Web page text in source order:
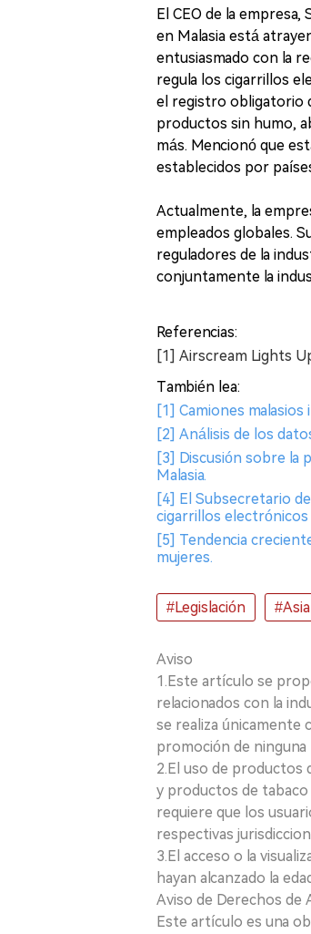
El CEO de la
en Malasia está
entusiasmado con la
regula los cigarrillos
el registro obligatorio
productos sin humo,
más. Mencionó que
establecidos por
Actualmente, la
empleados globales.
reguladores de la
conjuntamente la
Referencias:
[1] Airscream Lights
También lea:
[1] Camiones
[2] Análisis de los
[3] Discusión sobre la
Malasia.
[4] El Subsecretario
cigarrillos
[5] Tendencia
mujeres.
#Legislación #Asia
Aviso
1.Este artículo se
relacionados con la
se realiza únicamente
promoción de
2.El uso de productos
y productos de tabaco
requiere que los
respectivas
3.El acceso o la
hayan alcanzado la
Aviso de Derechos de
Este artículo es una